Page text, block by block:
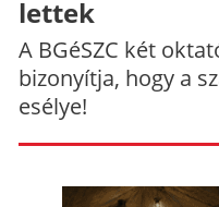
lettek
A BGéSZC két
bizonyítja, hogy a
esélye!